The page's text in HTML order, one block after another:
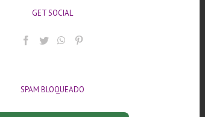
GET SOCIAL
SPAM BLOQUEADO